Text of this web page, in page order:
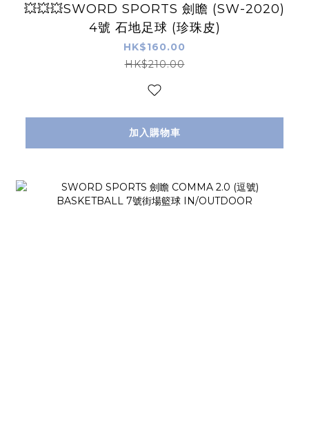
💥💥💥SWORD SPORTS 劍瞻 (SW-2020)
4號 石地足球 (珍珠皮)
HK$160.00
HK$210.00
加入購物車